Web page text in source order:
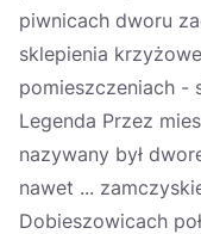
piwnicach dworu
sklepienia
pomieszczeniach -
Legenda Przez
nazywany był
nawet ...
Dobieszowicach